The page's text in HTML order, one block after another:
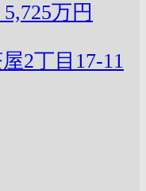
万円
2丁目17-11